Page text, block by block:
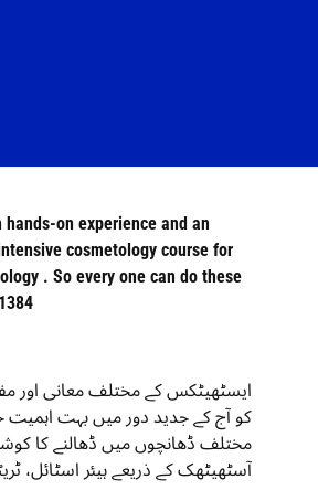
on experience and an
cosmetology course for
. So every one can do these
ایسٹھیٹکس کے مختلف معانی اور
مختلف ڈھانچوں میں ڈھالنے کا
آسٹھیٹھک کے ذریعے ہیئر اسٹائل،